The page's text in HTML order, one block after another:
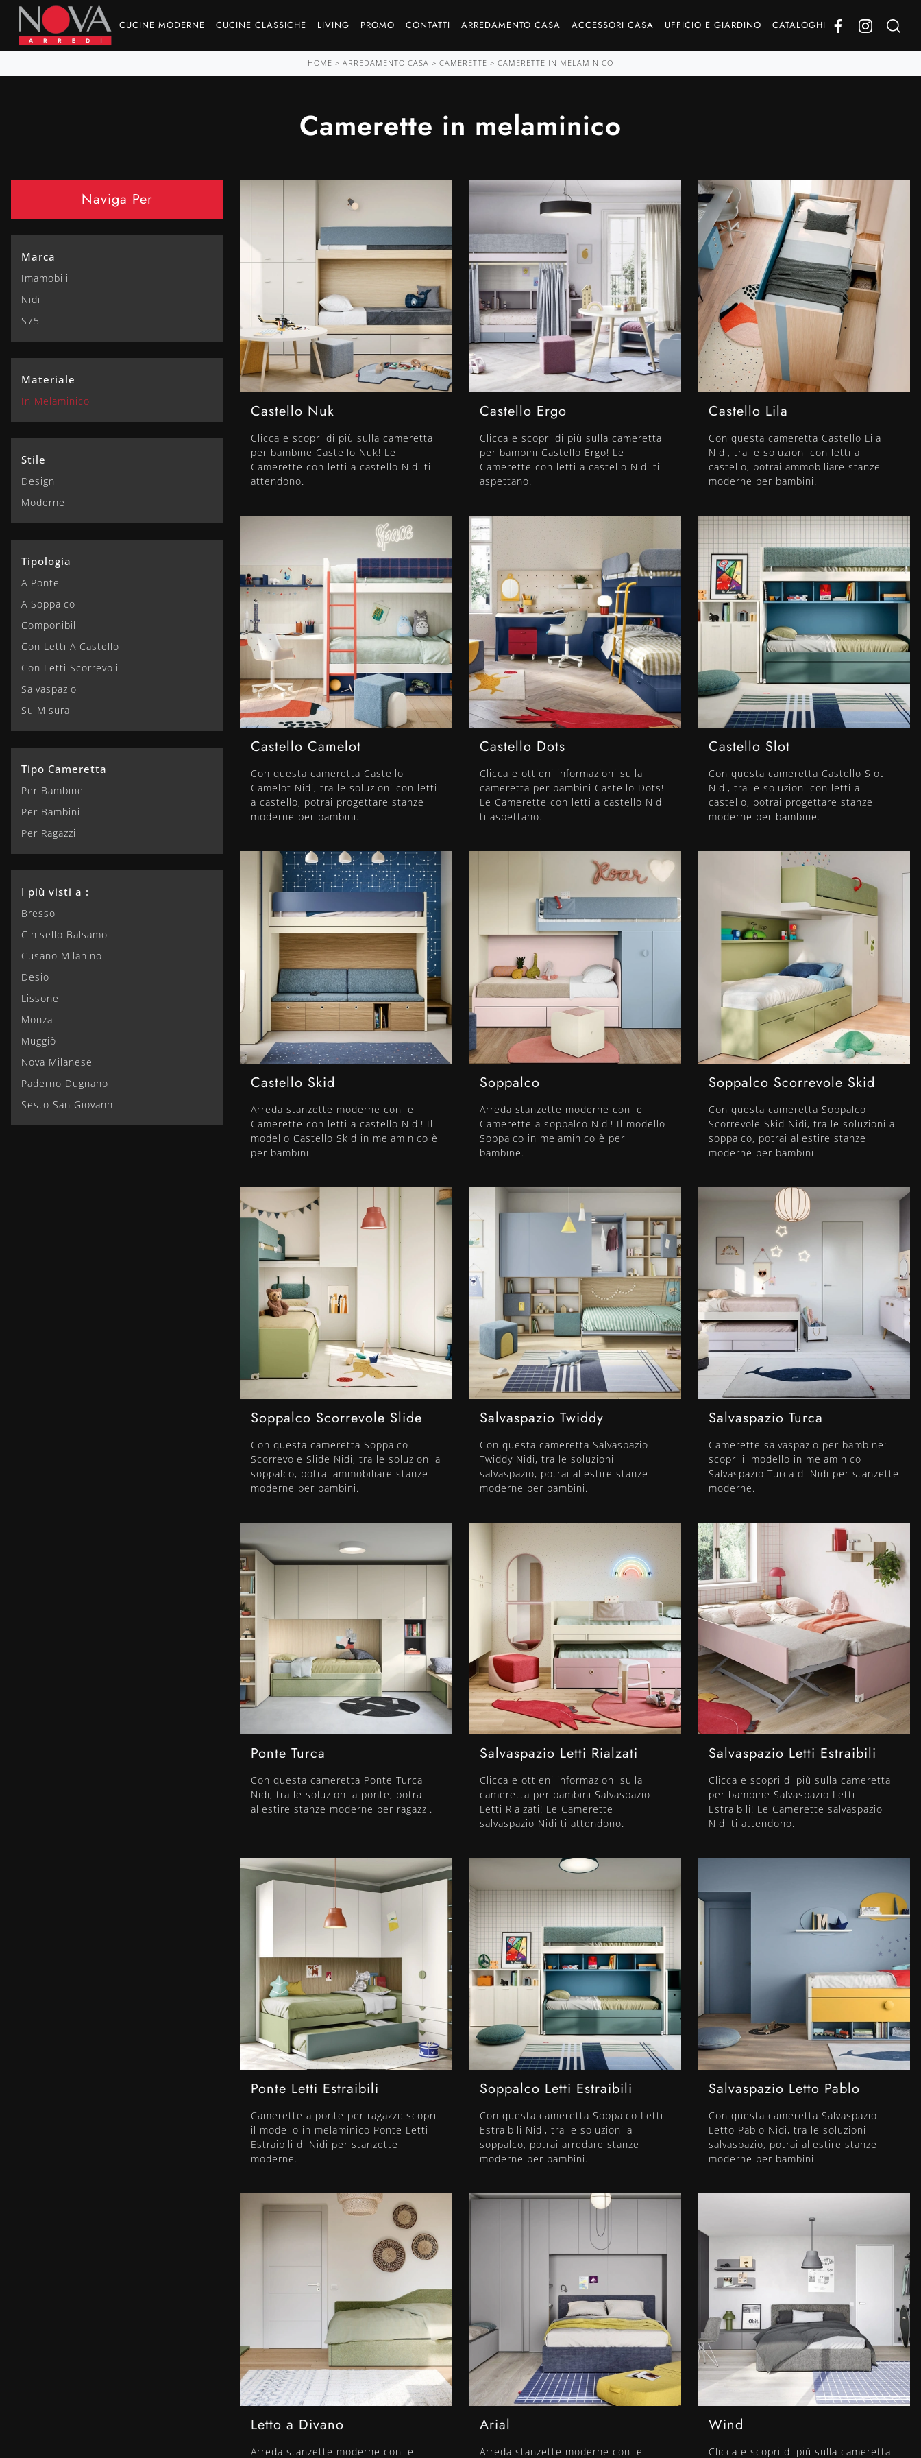
CUCINE MODERNE CUCINE CLASSICHE LIVING PROMO CONTATTI ARREDAMENTO CASA ACCESSORI CASA UFFICIO E GIARDINO CATALOGHI
HOME > ARREDAMENTO CASA > CAMERETTE > CAMERETTE IN MELAMINICO
Camerette in melaminico
Naviga Per
Marca
Imamobili
Nidi
S75
Materiale
In Melaminico
Stile
Design
Moderne
Tipologia
A Ponte
A Soppalco
Componibili
Con Letti A Castello
Con Letti Scorrevoli
Salvaspazio
Su Misura
Tipo Cameretta
Per Bambine
Per Bambini
Per Ragazzi
I più visti a :
Bresso
Cinisello Balsamo
Cusano Milanino
Desio
Lissone
Monza
Muggiò
Nova Milanese
Paderno Dugnano
Sesto San Giovanni
Castello Nuk
Clicca e scopri di più sulla cameretta
per bambine Castello Nuk! Le
Camerette con letti a castello Nidi ti
attendono.
Castello Ergo
Clicca e scopri di più sulla cameretta
per bambini Castello Ergo! Le
Camerette con letti a castello Nidi ti
aspettano.
Castello Lila
Con questa cameretta Castello Lila
Nidi, tra le soluzioni con letti a
castello, potrai ammobiliare stanze
moderne per bambini.
Castello Camelot
Con questa cameretta Castello
Camelot Nidi, tra le soluzioni con letti
a castello, potrai progettare stanze
moderne per bambini.
Castello Dots
Clicca e ottieni informazioni sulla
cameretta per bambini Castello Dots!
Le Camerette con letti a castello Nidi
ti aspettano.
Castello Slot
Con questa cameretta Castello Slot
Nidi, tra le soluzioni con letti a
castello, potrai progettare stanze
moderne per bambine.
Castello Skid
Arreda stanzette moderne con le
Camerette con letti a castello Nidi! Il
modello Castello Skid in melaminico è
per bambini.
Soppalco
Arreda stanzette moderne con le
Camerette a soppalco Nidi! Il modello
Soppalco in melaminico è per
bambine.
Soppalco Scorrevole Skid
Con questa cameretta Soppalco
Scorrevole Skid Nidi, tra le soluzioni a
soppalco, potrai allestire stanze
moderne per bambini.
Soppalco Scorrevole Slide
Con questa cameretta Soppalco
Scorrevole Slide Nidi, tra le soluzioni a
soppalco, potrai ammobiliare stanze
moderne per bambini.
Salvaspazio Twiddy
Con questa cameretta Salvaspazio
Twiddy Nidi, tra le soluzioni
salvaspazio, potrai allestire stanze
moderne per bambini.
Salvaspazio Turca
Camerette salvaspazio per bambine:
scopri il modello in melaminico
Salvaspazio Turca di Nidi per stanzette
moderne.
Ponte Turca
Con questa cameretta Ponte Turca
Nidi, tra le soluzioni a ponte, potrai
allestire stanze moderne per ragazzi.
Salvaspazio Letti Rialzati
Clicca e ottieni informazioni sulla
cameretta per bambini Salvaspazio
Letti Rialzati! Le Camerette
salvaspazio Nidi ti attendono.
Salvaspazio Letti Estraibili
Clicca e scopri di più sulla cameretta
per bambine Salvaspazio Letti
Estraibili! Le Camerette salvaspazio
Nidi ti attendono.
Ponte Letti Estraibili
Camerette a ponte per ragazzi: scopri
il modello in melaminico Ponte Letti
Estraibili di Nidi per stanzette
moderne.
Soppalco Letti Estraibili
Con questa cameretta Soppalco Letti
Estraibili Nidi, tra le soluzioni a
soppalco, potrai arredare stanze
moderne per bambini.
Salvaspazio Letto Pablo
Con questa cameretta Salvaspazio
Letto Pablo Nidi, tra le soluzioni
salvaspazio, potrai allestire stanze
moderne per bambini.
Letto a Divano
Arreda stanzette moderne con le
Arial
Arreda stanzette moderne con le
Wind
Clicca e scopri di più sulla cameretta